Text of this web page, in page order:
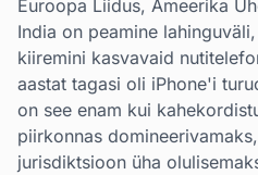
Euroopa Liidus, Ameerika
India on peamine
kiiremini kasvavaid
aastat tagasi oli iPhone'i
on see enam kui
piirkonnas
jurisdiktsioon üha